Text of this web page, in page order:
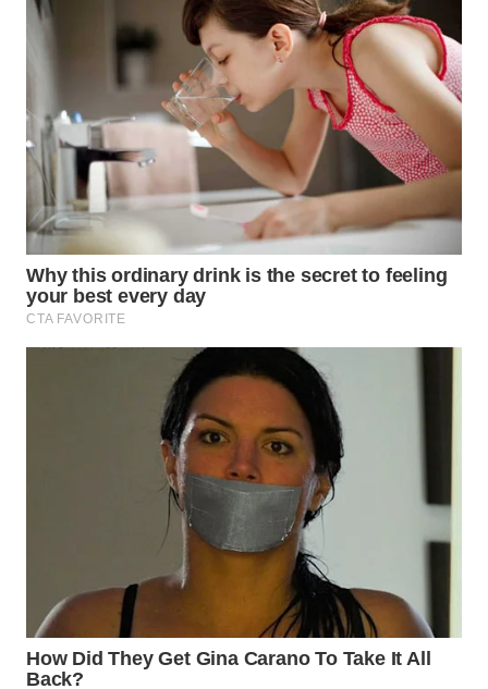
SUBANG
WN
PURWAKARTA
WN
PRIANGAN
TIMUR
WN
MADURA
WN